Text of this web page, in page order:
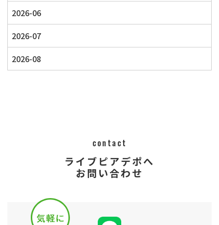
2026-06
2026-07
2026-08
contact
ライブピアデポへ
​​​​​​​​​​​​​​お問い合わせ